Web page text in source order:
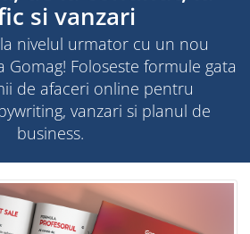
si vanzari
nivelul urmator cu un nou
Gomag! Foloseste formule gata
de afaceri online pentru
vanzari si planul de
business.